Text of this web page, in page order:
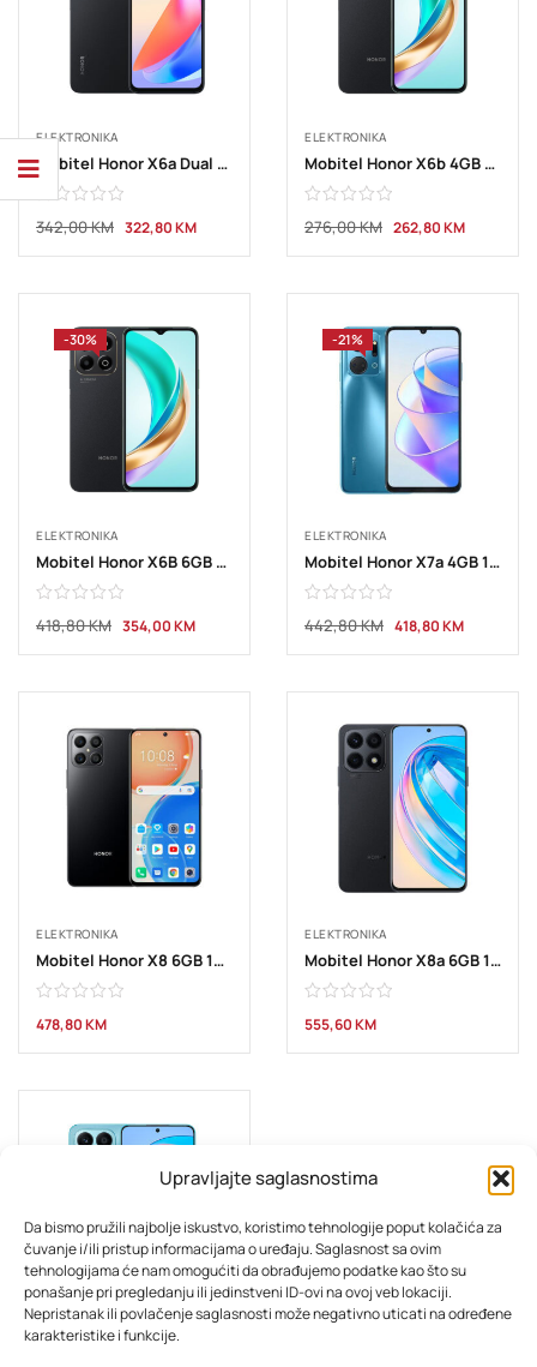
Upravljajte saglasnostima
Da bismo pružili najbolje iskustvo, koristimo tehnologije poput kolačića za
čuvanje i/ili pristup informacijama o uređaju. Saglasnost sa ovim
tehnologijama će nam omogućiti da obrađujemo podatke kao što su
ponašanje pri pregledanju ili jedinstveni ID-ovi na ovoj veb lokaciji.
Nepristanak ili povlačenje saglasnosti može negativno uticati na određene
karakteristike i funkcije.
ELEKTRONIKA
Mobitel Honor X6a Dual Sim 4GB 128GB Black
342,00KM 322,80KM
ELEKTRONIKA
Mobitel Honor X6b 4GB 128GB Black
276,00KM 262,80KM
-30%
ELEKTRONIKA
Mobitel Honor X6B 6GB 256GB Midnight Black
418,80KM 354,00KM
-21%
ELEKTRONIKA
Mobitel Honor X7a 4GB 128GB blue
442,80KM 418,80KM
ELEKTRONIKA
Mobitel Honor X8 6GB 128GB crni
478,80KM
ELEKTRONIKA
Mobitel Honor X8a 6GB 128GB crni
555,60KM
ELEKTRONIKA